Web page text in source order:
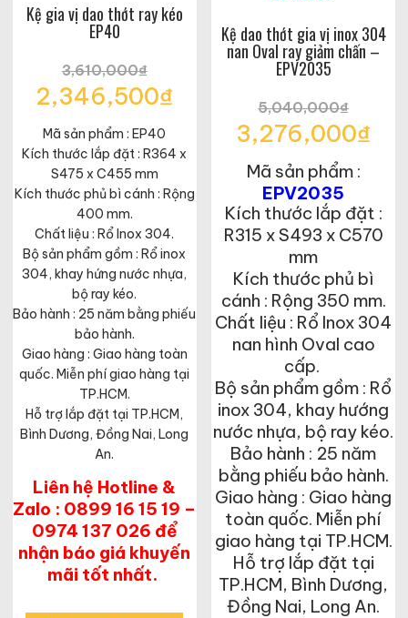
Kệ gia vị dao thớt ray kéo
EP40
3,610,000₫
Giá
gốc
là:
3,610,000₫.
2,346,500₫
hiện
tại
là:
2,346,500₫.
Mã sản phẩm : EP40
Kích thước lắp đặt : R364 x
S475 x C455 mm
Kích thước phủ bì cánh : Rộng
400 mm.
Chất liệu : Rổ Inox 304.
Bộ sản phẩm gồm : Rổ inox
304, khay hứng nước nhựa,
bộ ray kéo.
Bảo hành : 25 năm bằng phiếu
bảo hành.
Giao hàng : Giao hàng toàn
quốc. Miễn phí giao hàng tại
TP.HCM.
Hỗ trợ lắp đặt tại TP.HCM,
Bình Dương, Đồng Nai, Long
An.
Liên hệ Hotline &
Zalo : 0899 16 15 19 –
0974 137 026 để
nhận báo giá khuyến
mãi tốt nhất.
Kệ dao thớt gia vị inox 304
nan Oval ray giảm chấn –
EPV2035
5,040,000₫
Giá
gốc
là:
5,040,000₫.
3,276,000₫
hiện
tại
là:
3,276,000₫.
Mã sản phẩm :
EPV2035
Kích thước lắp đặt :
R315 x S493 x C570
mm
Kích thước phủ bì
cánh : Rộng 350 mm.
Chất liệu : Rổ Inox 304
nan hình Oval cao
cấp.
Bộ sản phẩm gồm : Rổ
inox 304, khay hướng
nước nhựa, bộ ray kéo.
Bảo hành : 25 năm
bằng phiếu bảo hành.
Giao hàng : Giao hàng
toàn quốc. Miễn phí
giao hàng tại TP.HCM.
Hỗ trợ lắp đặt tại
TP.HCM, Bình Dương,
Đồng Nai, Long An.